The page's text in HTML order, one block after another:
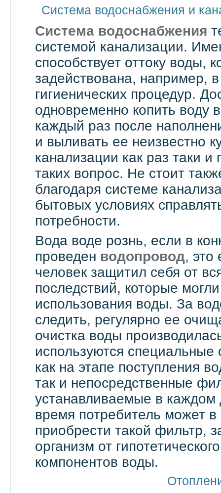
Система водоснабжения и
Система водоснабжения
системой канализации.
способствует оттоку воды,
задействована, например,
гигиенических процедур.
одновременно копить воду
каждый раз после
и выливать ее неизвестно
канализации как раз таки и
таких вопрос. Не стоит
благодаря системе
бытовых условиях
потребности.
Вода воде рознь, если в
проведен водопровод, это
человек защитил себя от
последствий, которые
использования воды. За
следить, регулярно ее
очистка воды
используются
как на этапе поступления
так и непосредственные
устанавливаемые в
время потребитель может
приобрести такой фильтр,
организм от
компонентов воды.